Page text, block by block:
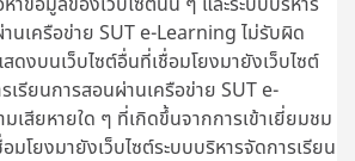
นเครือข่าย SUT e-Learning ไม่รับผิด
ดงบนเว็บไซต์อื่นที่เชื่อมโยงมายังเว็บไซต์
เรียนการสอนผ่านเครือข่าย SUT e-
เสียหายใด ๆ ที่เกิดขึ้นจากการเข้าเยี่ยมชม
มโยงมายังเว็บไซต์ระบบบริหารจัดการเรียน